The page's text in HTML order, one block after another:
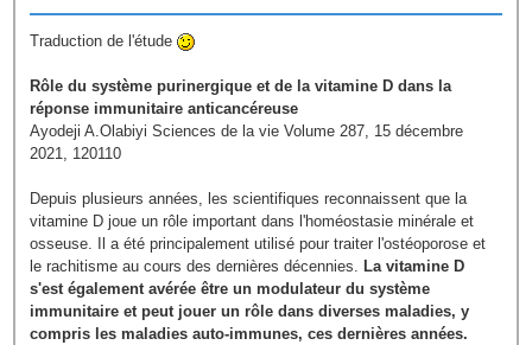
Traduction de l'étude
Rôle du système purinergique et de la vitamine D dans la
réponse immunitaire anticancéreuse
Ayodeji A.Olabiyi Sciences de la vie Volume 287, 15 décembre
2021, 120110
Depuis plusieurs années, les scientifiques reconnaissent que la
vitamine D joue un rôle important dans l'homéostasie minérale et
osseuse. Il a été principalement utilisé pour traiter l'ostéoporose et
le rachitisme au cours des dernières décennies.
La vitamine D
s'est également avérée être un modulateur du système
immunitaire et peut jouer un rôle dans diverses maladies, y
compris les maladies auto-immunes, ces dernières années.